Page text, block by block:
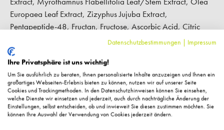
Europaea Leaf Extract, Zizyphus Jujuba Extract,
Pentapeptide-48, Fructan, Fructose, Ascorbic Acid, Citric
Acid, Maltodextrin, Propanediol, Decyl Glucoside,
Heptanol, Tetrasodium Glutamate Diacetate, Sodium
Metabisulfite, Sodium Benzoate, Potassium Sorbate,
Phenethyl Alcohol, Parfum, Linalyl Acetate
Hersteller-Kontaktinformationen
Datenschutzbestimmungen | Impressum
Ihre Privatsphäre ist uns wichtig!
Um Sie ausführlich zu beraten, Ihnen personalisierte Inhalte anzuzeigen und Ihnen ein
großartiges Webseiten-Erlebnis bieten zu können, nutzen wir auf unserer Seite
Cookies und Trackingmethoden. In den Datenschutzhinweisen können Sie einsehen,
welche Dienste wir einsetzen und jederzeit, auch durch nachträgliche Änderung der
Einstellungen, selbst entscheiden, ob und inwieweit Sie diesen zustimmen möchten. Sie
können Ihre Auswahl der Verwendung von Cookies jederzeit ändern.